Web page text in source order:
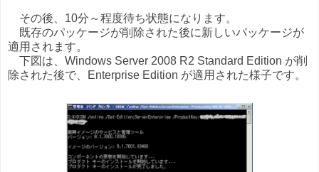
その後、10分～程度待ち状態になります。
既存のパッケージが削除された後に新しいパッケージが
適用されます。
下図は、Windows Server 2008 R2 Standard Edition が削
除された後で、Enterprise Edition が適用された様子です。